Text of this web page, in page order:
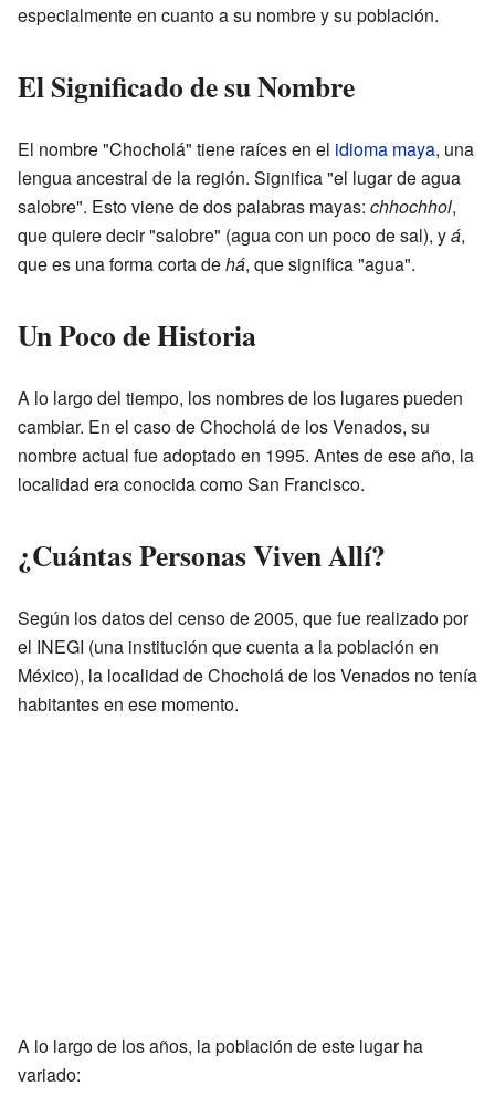
especialmente en cuanto a su nombre y su población.
El Significado de su Nombre
El nombre "Chocholá" tiene raíces en el idioma maya, una
lengua ancestral de la región. Significa "el lugar de agua
salobre". Esto viene de dos palabras mayas: chhochhol,
que quiere decir "salobre" (agua con un poco de sal), yá,
que es una forma corta dehá, que significa "agua".
Un Poco de Historia
A lo largo del tiempo, los nombres de los lugares pueden
cambiar. En el caso de Chocholá de los Venados, su
nombre actual fue adoptado en 1995. Antes de ese año, la
localidad era conocida como San Francisco.
¿Cuántas Personas Viven Allí?
Según los datos del censo de 2005, que fue realizado por
el INEGI (una institución que cuenta a la población en
México), la localidad de Chocholá de los Venados no tenía
habitantes en ese momento.
A lo largo de los años, la población de este lugar ha
variado: